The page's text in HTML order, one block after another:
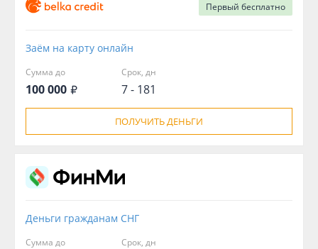
Первый бесплатно
Заём на карту онлайн
Сумма до
100 000
Срок, дн
7 - 181
ПОЛУЧИТЬ ДЕНЬГИ
Деньги гражданам СНГ
Сумма до Срок, дн